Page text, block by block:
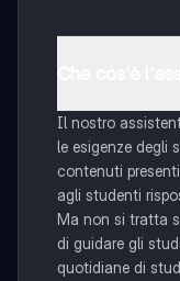
Il nostro
le esigenze degli
contenuti
agli studenti
Ma non si tratta
di guidare gli
quotidiane di